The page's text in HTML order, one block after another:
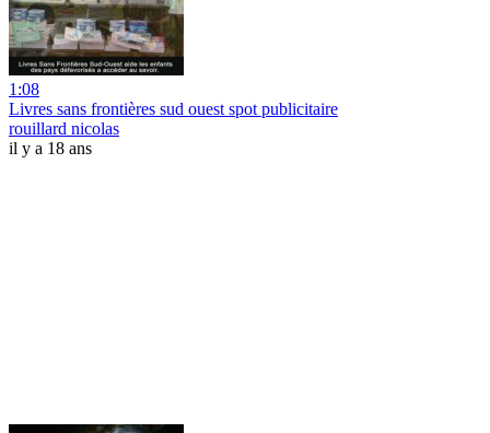
1:08
Livres sans frontières sud ouest spot publicitaire
rouillard nicolas
il y a 18 ans